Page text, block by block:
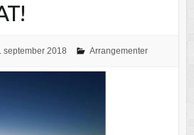
september 2018 Arrangementer